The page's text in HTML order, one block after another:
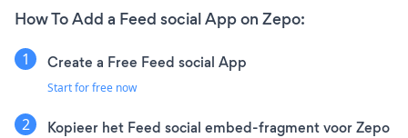
How To Add a Feed social App on Zepo:
Create a Free Feed social App
Start for free now
Kopieer het Feed social embed-fragment voor Zepo